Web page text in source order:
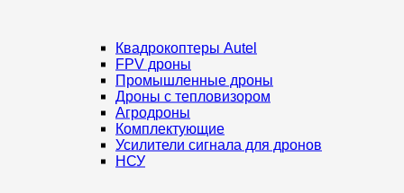
Квадрокоптеры Autel
FPV дроны
Промышленные дроны
Дроны с тепловизором
Агродроны
Комплектующие
Усилители сигнала для дронов
НСУ